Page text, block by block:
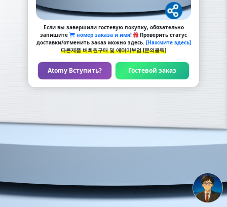
Если вы завершили гостевую покупку, обязательно
запишите
номер заказа и имя!
Проверить статус
доставки/отменить заказ можно здесь. [Нажмите здесь]
다른제품 비회원구매 및 애터미부업 [문의클릭]
Atomy Вступить? Гостевой заказ